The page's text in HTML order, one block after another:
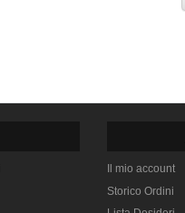
Il mio account
Storico Ordini